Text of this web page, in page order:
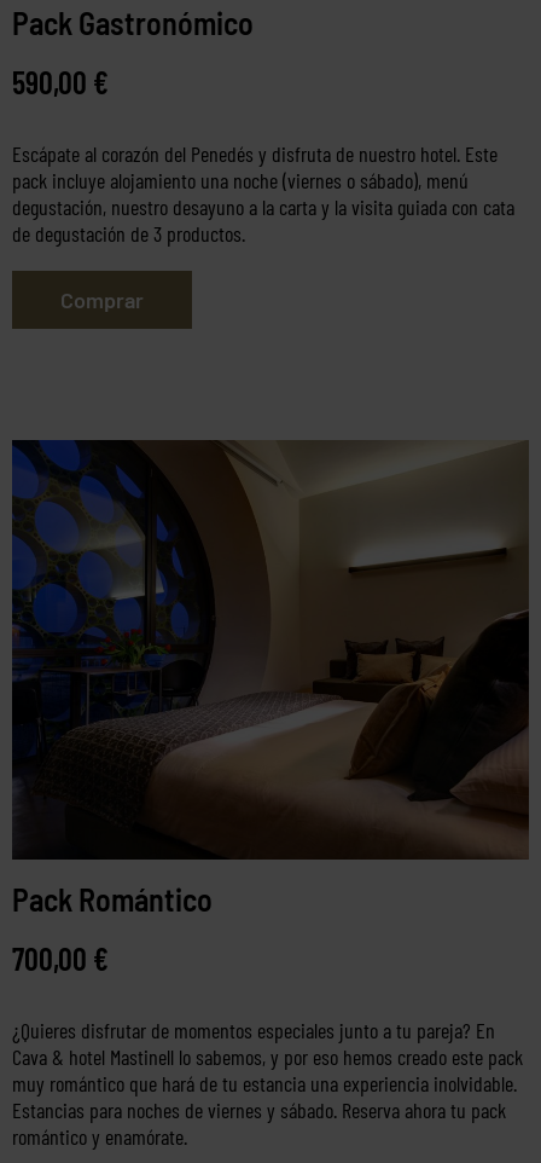
Pack Gastronómico
590,00 €
Escápate al corazón del Penedés y disfruta de nuestro hotel. Este
pack incluye alojamiento una noche (viernes o sábado), menú
degustación, nuestro desayuno a la carta y la visita guiada con cata
de degustación de 3 productos.
Comprar
Pack Romántico
700,00 €
¿Quieres disfrutar de momentos especiales junto a tu pareja? En
Cava & hotel Mastinell lo sabemos, y por eso hemos creado este pack
muy romántico que hará de tu estancia una experiencia inolvidable.
Estancias para noches de viernes y sábado. Reserva ahora tu pack
romántico y enamórate.